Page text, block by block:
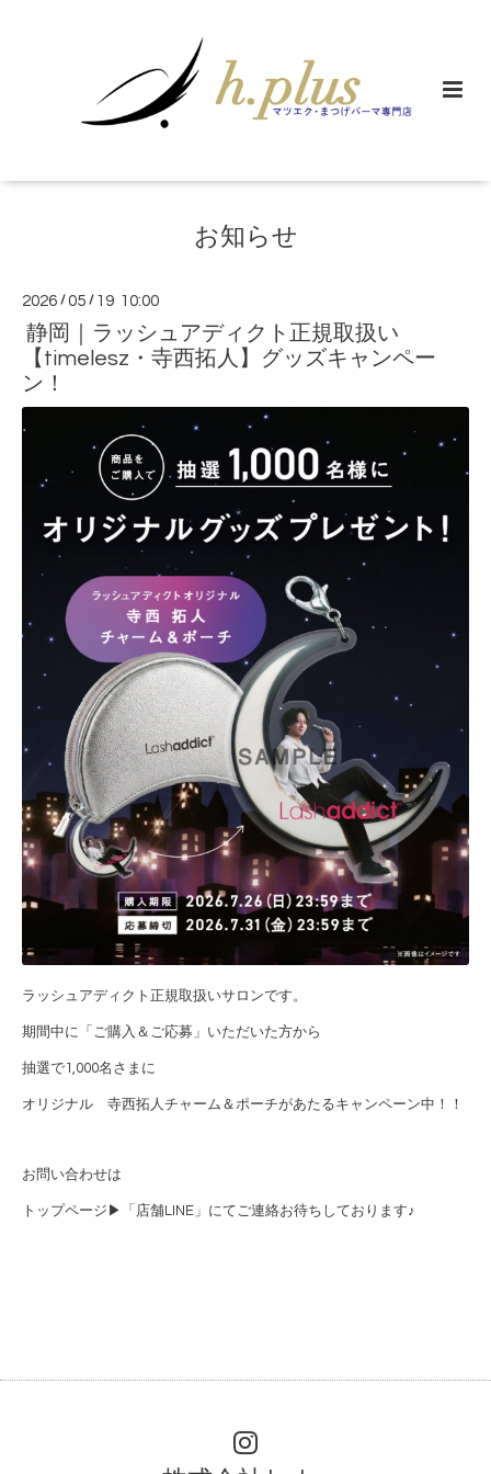
お知らせ
2026 /05 / 19 10:00
静岡｜ラッシュアディクト正規取扱い
【timelesz・寺西拓人】グッズキャンペー
ン！
ラッシュアディクト正規取扱いサロンです。
期間中に「ご購入＆ご応募」いただいた方から
抽選で1,000名さまに
オリジナル 寺西拓人チャーム＆ポーチがあたるキャンペーン中！！
お問い合わせは
トップページ▶︎「店舗LINE」にてご連絡お待ちしております♪